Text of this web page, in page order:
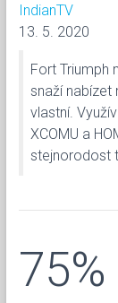
IndianTV
13. 5. 2020
Fort Triumph
snaží nabízet
vlastní.
XCOMU a
stejnorodost
75%